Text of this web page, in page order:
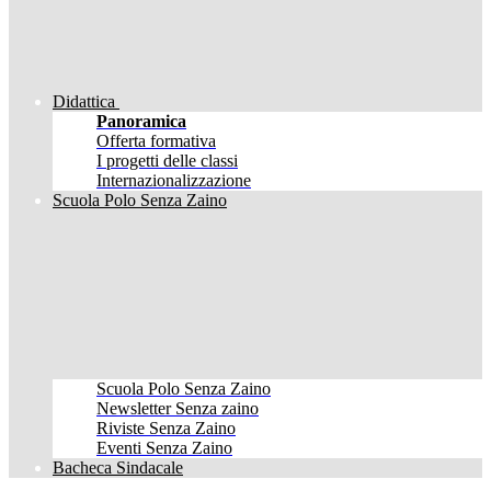
Didattica
Panoramica
Offerta formativa
I progetti delle classi
Internazionalizzazione
Scuola Polo Senza Zaino
Scuola Polo Senza Zaino
Newsletter Senza zaino
Riviste Senza Zaino
Eventi Senza Zaino
Bacheca Sindacale